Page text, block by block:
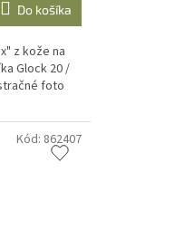
Do košíka
z kože na
Glock 20 /
foto
Kód: 862407